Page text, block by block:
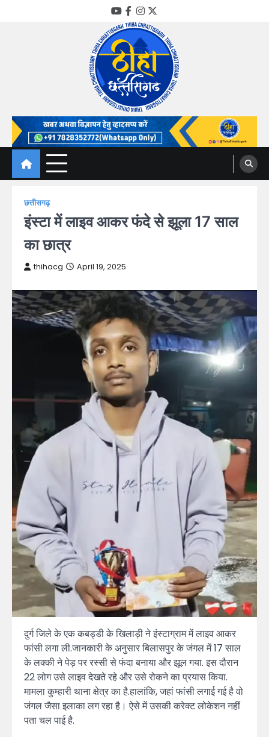
YouTube
Facebook
Instagram
Twitter
Thiha Chhattisgarh
गोठ जन-जन के
छत्तीसगढ़
इंस्टा में लाइव आकर फंदे से झूला 17 साल
का छात्र
thihacg April 19, 2025
दुर्ग जिले के एक कबड्डी के खिलाड़ी ने इंस्टाग्राम में लाइव आकर
फांसी लगा ली.जानकारी के अनुसार बिलासपुर के जंगल में 17 साल
के लक्की ने पेड़ पर रस्सी से फंदा बनाया और झूल गया. इस दौरान
22 लोग उसे लाइव देखते रहे और उसे रोकने का प्रयास किया.
मामला कुम्हारी थाना क्षेत्र का है.हालांकि, जहां फांसी लगाई गई है वो
जंगल जैसा इलाका लग रहा है। ऐसे में उसकी करेक्ट लोकेशन नहीं
पता चल पाई है.